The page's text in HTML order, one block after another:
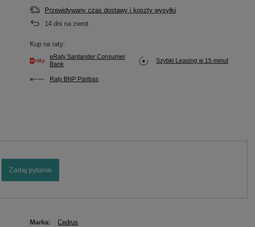
Przewidywany czas dostawy i koszty wysyłki
14 dni na zwrot
Kup na raty:
eRaty Santander Consumer
Bank
Szybki Leasing w 15 minut
Raty BNP Paribas
Zadaj pytanie
Marka Cedrus